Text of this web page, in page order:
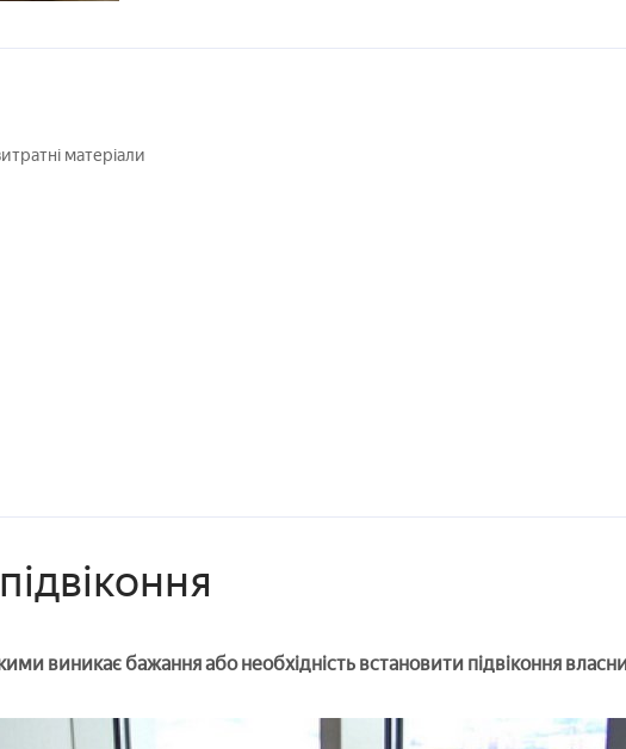
матеріали
виникає бажання або необхідність встановити підвіконня